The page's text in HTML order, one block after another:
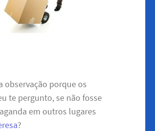
observação porque os
te pergunto, se não fosse
em outros lugares
?